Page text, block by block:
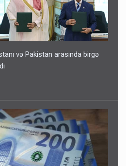
və Pakistan arasında birgə